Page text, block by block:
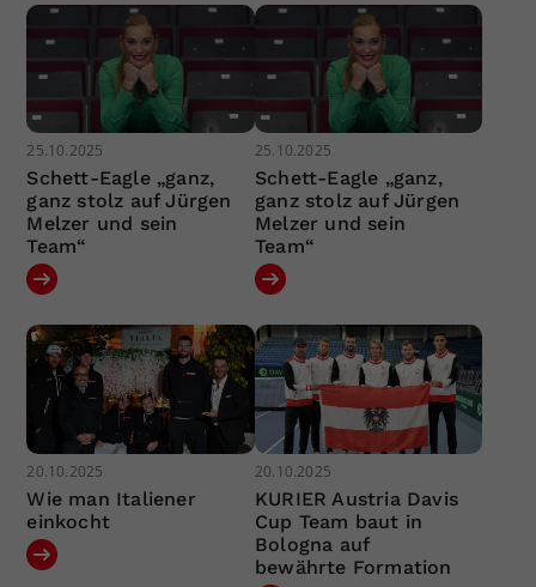
25.10.2025
Schett-Eagle „ganz,
ganz stolz auf Jürgen
Melzer und sein
Team“
25.10.2025
Schett-Eagle „ganz,
ganz stolz auf Jürgen
Melzer und sein
Team“
20.10.2025
Wie man Italiener
einkocht
20.10.2025
KURIER Austria Davis
Cup Team baut in
Bologna auf
bewährte Formation